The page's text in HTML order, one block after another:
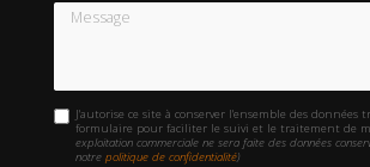
Message
J'autorise ce site à conserver l'ensemble des données
formulaire pour faciliter le suivi et le traitement de
exploitation commerciale ne sera faite des données
notrepolitique de confidentialité)